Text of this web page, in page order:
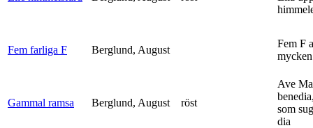
Fem farliga F Berglund, August
Fem F
Gammal ramsa Berglund, August röst
Ave
som
dia